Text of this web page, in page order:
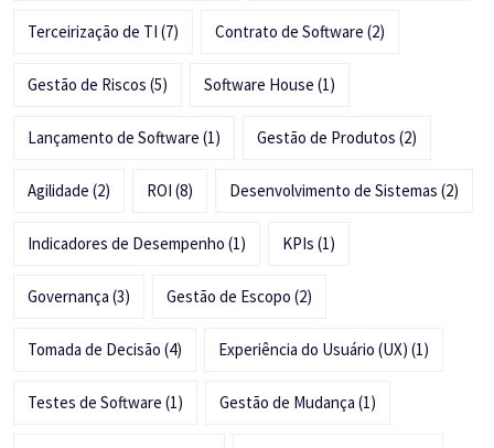
Terceirização de TI (7) Contrato de Software (2)
Gestão de Riscos (5) Software House (1)
Lançamento de Software (1) Gestão de Produtos (2)
Agilidade (2) ROI (8) Desenvolvimento de Sistemas (2)
Indicadores de Desempenho (1) KPIs (1)
Governança (3) Gestão de Escopo (2)
Tomada de Decisão (4) Experiência do Usuário (UX) (1)
Testes de Software (1) Gestão de Mudança (1)